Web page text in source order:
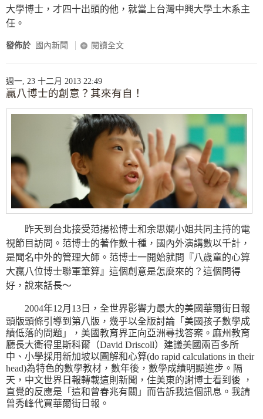
大學博士，才四十出頭的他，就當上台灣中興大學土木系主
任。
發佈於 國內新聞 閱讀全文
週一, 23 十二月 2013 22:49
贏八博士的創意？其來有自！
昨天到台北接受范揚松博士和余思嫻小姐共同主持的電
視節目訪問。范博士的著作數十種，國內外演講數以千計，
是聞名中外的管理大師。范博士一開始就問『八歲童的心算
大贏八位博士聯軍筆算』這個創意是怎麼來的？這個問得
好，說來話長～
2004年12月13日，全世界影響力最大的美國華爾街日報
頭版頭條引導到第八版，幾乎以全版討論「美國孩子數學成
績低落的問題」，美國教育界正向亞洲尋找答案。麻州教育
廳長大衛得里斯科爾（David Driscoll）建議美國兩百多所
中、小學採用新加坡以圖解和心算(do rapid calculations in their
head)為特色的數學教材，數年後，數學成績明顯進步。隔
天，中文世界日報轉載這則新聞，住美東的謝博士看到後 ，
直覺的反應是「這和曾春兆有關」而告訴我這個訊息。我請
曾秀峰代買華爾街日報。